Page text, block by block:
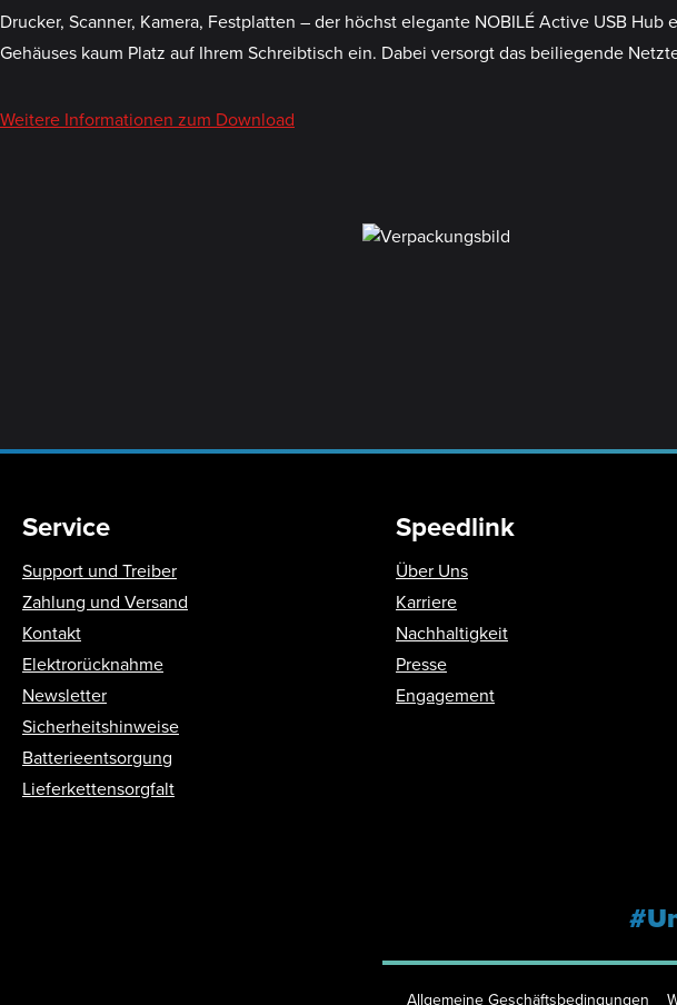
Drucker, Scanner, Kamera, Festplatten – der höchst elegante NOBILÉ Active USB
Gehäuses kaum Platz auf Ihrem Schreibtisch ein. Dabei versorgt das beiliegende
Weitere Informationen zum Download
Service
Support und Treiber
Zahlung und Versand
Kontakt
Elektrorücknahme
Newsletter
Sicherheitshinweise
Batterieentsorgung
Lieferkettensorgfalt
Speedlink
Über Uns
Karriere
Nachhaltigkeit
Presse
Engagement
Allgemeine Geschäftsbedingungen